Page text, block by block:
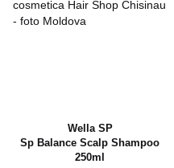
Wella SP
Sp Balance Scalp Shampoo
250ml